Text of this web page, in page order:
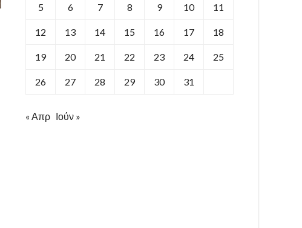
5 6 7 8 9 10 11
12 13 14 15 16 17 18
19 20 21 22 23 24 25
26 27 28 29 30 31
« Απρ Ιούν »